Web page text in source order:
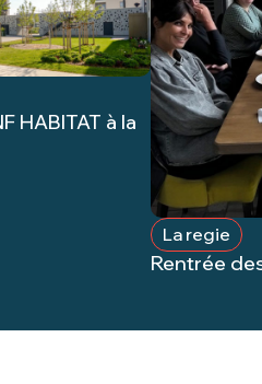
HABITAT à la
La regie
Rentrée